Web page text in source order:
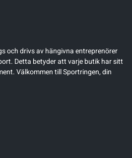
och drivs av hängivna entreprenörer
Detta betyder att varje butik har sitt
Välkommen till Sportringen, din